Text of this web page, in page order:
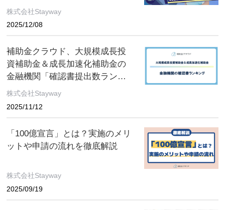
株式会社Stayway
2025/12/08
補助金クラウド、大規模成長投
資補助金＆成長加速化補助金の
金融機関「確認書提出数ランキ
ング」を発表
株式会社Stayway
2025/11/12
「100億宣言」とは？実施のメリ
ットや申請の流れを徹底解説
株式会社Stayway
2025/09/19